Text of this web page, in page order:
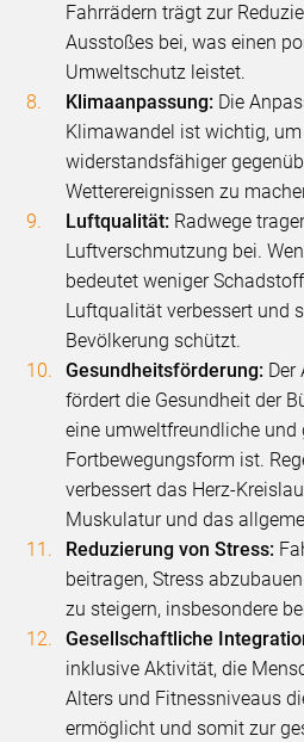
Fahrrädern trägt zur
Ausstoßes bei, was einen
Umweltschutz leistet.
Klimaanpassung: Die
Klimawandel ist wichtig,
widerstandsfähiger
Wetterereignissen zu
Luftqualität: Radwege
Luftverschmutzung bei.
bedeutet weniger
Luftqualität verbessert und
Bevölkerung schützt.
Gesundheitsförderung: Der
fördert die Gesundheit der
eine umweltfreundliche und
Fortbewegungsform ist.
verbessert das Herz-
Muskulatur und das
Reduzierung von Stress:
beitragen, Stress
zu steigern, insbesondere
Gesellschaftliche
inklusive Aktivität, die
Alters und Fitnessniveaus
ermöglicht und somit zur